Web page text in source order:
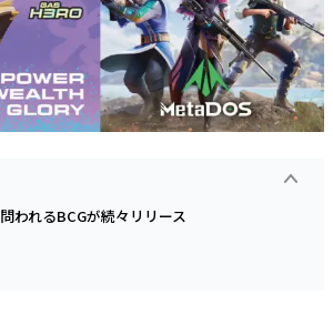
われるBCGが続々リリース